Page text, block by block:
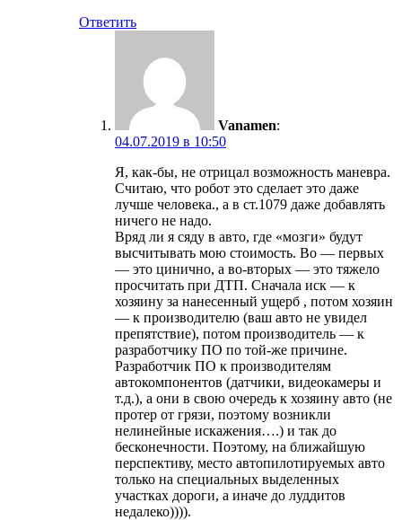
Ответить
Vanamen:
04.07.2019 в 10:50
Я, как-бы, не отрицал возможность маневра.
Считаю, что робот это сделает это даже
лучше человека., а в ст.1079 даже добавлять
ничего не надо.
Вряд ли я сяду в авто, где «мозги» будут
высчитывать мою стоимость. Во — первых
— это цинично, а во-вторых — это тяжело
просчитать при ДТП. Сначала иск — к
хозяину за нанесенный ущерб , потом хозяин
— к производителю (ваш авто не увидел
препятствие), потом производитель — к
разработчику ПО по той-же причине.
Разработчик ПО к производителям
автокомпонентов (датчики, видеокамеры и
т.д.), а они в свою очередь к хозяину авто (не
протер от грязи, поэтому возникли
нелинейные искажения….) и так до
бесконечности. Поэтому, на ближайшую
перспективу, место автопилотируемых авто
только на специальных выделенных
участках дороги, а иначе до луддитов
недалеко)))).